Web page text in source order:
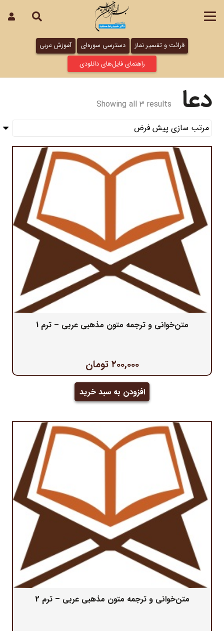
قرائت و تفسیر نماز دسترسی سوره‌ای
آموزش عربی
راهنمای فایل‌های دانلودی
دعا Showing all 3 results
متن‌خوانی و ترجمه متون مذهبی عربی – ترم 1
۲۰۰,۰۰۰ تومان
افزودن به سبد خرید
متن‌خوانی و ترجمه متون مذهبی عربی – ترم 2